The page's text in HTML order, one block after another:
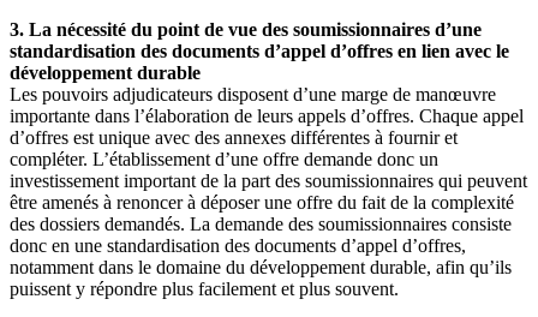
3. La nécessité du point de vue des soumissionnaires d’une
standardisation des documents d’appel d’offres en lien avec le
développement durable
Les pouvoirs adjudicateurs disposent d’une marge de manœuvre
importante dans l’élaboration de leurs appels d’offres. Chaque appel
d’offres est unique avec des annexes différentes à fournir et
compléter. L’établissement d’une offre demande donc un
investissement important de la part des soumissionnaires qui peuvent
être amenés à renoncer à déposer une offre du fait de la complexité
des dossiers demandés. La demande des soumissionnaires consiste
donc en une standardisation des documents d’appel d’offres,
notamment dans le domaine du développement durable, afin qu’ils
puissent y répondre plus facilement et plus souvent.